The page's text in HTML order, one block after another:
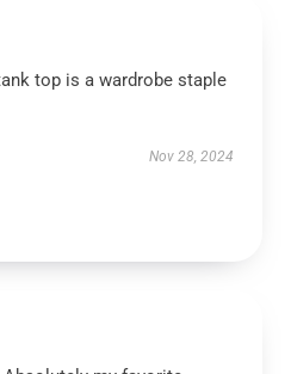
top is a wardrobe staple
Nov 28, 2024